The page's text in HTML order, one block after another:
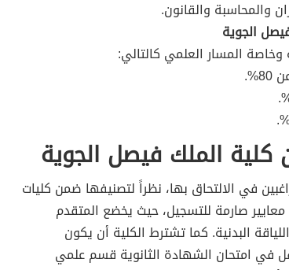
والمحاسبة والقانون.
الجوية
المسار العلمي كالتالي:
الملك فيصل الجوية
في الالتحاق بها، نظراً لتصنيفها ضمن كليات
صارمة للتسجيل، حيث يخضع المتقدم
البدنية. كما تشترط الكلية أن يكون
نسبة 80% على الأقل في امتحان الشهادة الثانوية قسم علمي